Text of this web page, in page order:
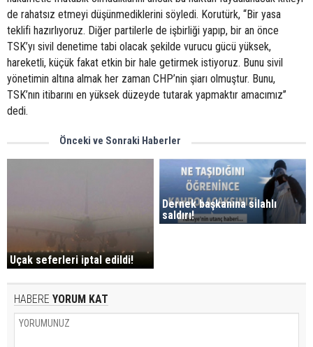
de rahatsız etmeyi düşünmediklerini söyledi. Korutürk, “Bir yasa
teklifi hazırlıyoruz. Diğer partilerle de işbirliği yapıp, bir an önce
TSK’yı sivil denetime tabi olacak şekilde vurucu gücü yüksek,
hareketli, küçük fakat etkin bir hale getirmek istiyoruz. Bunu sivil
yönetimin altına almak her zaman CHP’nin şiarı olmuştur. Bunu,
TSK’nın itibarını en yüksek düzeyde tutarak yapmaktır amacımız’’
dedi.
Önceki ve Sonraki Haberler
Uçak seferleri iptal edildi!
Dernek başkanına silahlı
saldırı!
HABERE YORUM KAT